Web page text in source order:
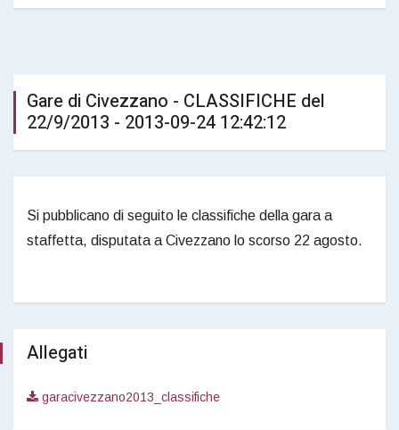
Gare di Civezzano - CLASSIFICHE del
22/9/2013 - 2013-09-24 12:42:12
Si pubblicano di seguito le classifiche della gara a
staffetta, disputata a Civezzano lo scorso 22 agosto.
Allegati
garacivezzano2013_classifiche